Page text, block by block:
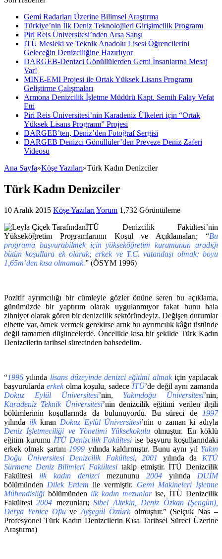
Gemi Radarları Üzerine Bilimsel Araştırma
Türkiye’nin İlk Deniz Teknolojileri Girişimcilik Programı
Piri Reis Üniversitesi’nden Arsa Satışı
İTÜ Mesleki ve Teknik Anadolu Lisesi Öğrencilerini
Geleceğin Denizciliğine Hazırlıyor
DARGEB-Denizci Gönüllülerden Gemi İnsanlarına Mesaj
Var!
MINE-EMI Projesi ile Ortak Yüksek Lisans Programı
Geliştirme Çalışmaları
Armona Denizcilik İşletme Müdürü Kapt. Semih Falay Vefat
Etti
Piri Reis Üniversitesi’nin Karadeniz Ülkeleri için “Ortak
Yüksek Lisans Programı” Projesi
DARGEB’ten, Deniz’den Fotoğraf Sergisi
DARGEB Denizci Gönüllüler’den Preveze Deniz Zaferi
Videosu
Ana Sayfa»Köşe Yazıları»Türk Kadın Denizciler
Türk Kadın Denizciler
10 Aralık 2015 Köşe Yazıları Yorum 1,732 Görüntüleme
İTÜ Denizcilik Fakültesi’nin
Yükseköğretim Programlarının Koşul ve Açıklamaları; “Bu
programa başvurabilmek için yükseköğretim kurumunun aradığı
bütün koşullara ek olarak; erkek ve T.C. vatandaşı olmak; boyu
1,65m’den kısa olmamak.” (ÖSYM 1996)
Pozitif ayrımcılığı bir cümleyle gözler önüne seren bu açıklama,
günümüzde bir yaptırım olarak uygulanmıyor fakat bunu hala
zihniyet olarak gören bir denizcilik sektöründeyiz. Değişen durumlar
elbette var, örnek vermek gerekirse artık bu ayrımcılık kâğıt üstünde
değil tamamen düşüncelerde. Öncelikle kısa bir şekilde Türk Kadın
Denizcilerin tarihsel sürecinden bahsedelim.
“1996 yılında lisans düzeyinde denizci eğitimi almakiçin yapılacak
başvurularda erkek olma koşulu, sadece İTÜ’de değil aynı zamanda
Dokuz Eylül Üniversitesi’nin, Yakındoğu Üniversitesi’nin,
Karadeniz Teknik Üniversitesi’nin denizcilik eğitimi verilen ilgili
bölümlerinin koşullarında da bulunuyordu. Bu süreci de
1997
yılında ilkkıran Dokuz Eylül Üniversitesi’nin o zaman ki adıyla
Deniz İşletmeciliği ve Yönetimi Yüksekokulu olmuştur. En köklü
eğitim kurumu İTÜ Denizcilik Fakültesi ise başvuru koşullarındaki
erkek olmak şartını 1999 yılında kaldırmıştır. Bunu aynı yıl Yakın
Doğu Üniversitesi Denizcilik Fakültesi,2001 yılında da KTÜ
Sürmene Deniz Bilimleri Fakültesi takip etmiştir. İTÜ Denizcilik
Fakültesi ilk kadın denizci mezununu 2004 yılında DUİM
bölümünden Dilek Erdem ile vermiştir. Gemi Makineleri İşletme
Mühendisliği bölümünden ilk kadın mezunlarise, İTÜ Denizcilik
Fakültesi2004 mezunları;Sibel Altekin, Deniz Özkan (Şengün),
Derya Yenice Oflu veAyşegül Öztürkolmuştur.” (Selçuk Nas –
Profesyonel Türk Kadın Denizcilerin Kısa Tarihsel Süreci Üzerine
Araştırma)